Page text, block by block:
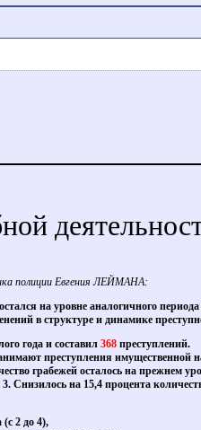
полиции Евгения ЛЕЙМАНА:
на уровне аналогичного
в структуре и динамике
года и составил 368 преступлений.
преступления имущественной
грабежей осталось на прежнем
Снизилось на 15,4 процента
2 до 4),